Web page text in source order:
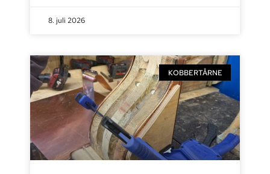
8. juli 2026
KOBBERTÅRNE